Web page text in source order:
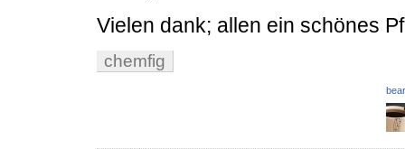
Vielen dank; allen ein schönes
chemfig